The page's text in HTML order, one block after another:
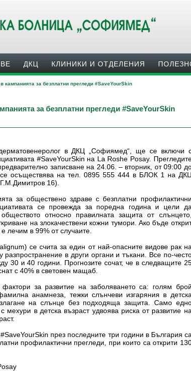
ДКЦ КЛИНИКИ И ОТДЕЛЕНИЯ
за безплатни прегледи #SaveYourSkin
за безплатни прегледи #SaveYourSkin
в ДКЦ „Софиямед“, ще се включи
#SaveYourSkin на La Roshe Posay.
записване на 24.06. – вторник, от 09:00
се осъществява на тел. 0895 555 444 в БЛОК 1 на ДКЦ
16).
за обществено здраве с безплатни профилактични
се провежда за поредна година и цели да
относно правилната защита от слънцето,
на злокачествени кожни тумори. Ако бъде
лечим в 99% от случаите.
се счита за един от най-опасните видове рак на
разпространение в други органи и тъкани. Все по-
30 и 40 години. Прогнозите сочат, че в следващите
с 40% в световен мащаб.
за развитие на заболяването са: голям брой
анамнеза, тежки слънчеви изгаряния в детска
на слънце без подходяща защита. Само
мехури в детска възраст удвоява риска от развитие на
през последните три години в България са
профилактични прегледи, при които са открити